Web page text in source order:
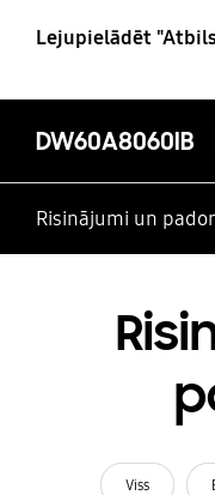
Lejupielādēt
DW60A8060IB
Risinājumi un
Viss